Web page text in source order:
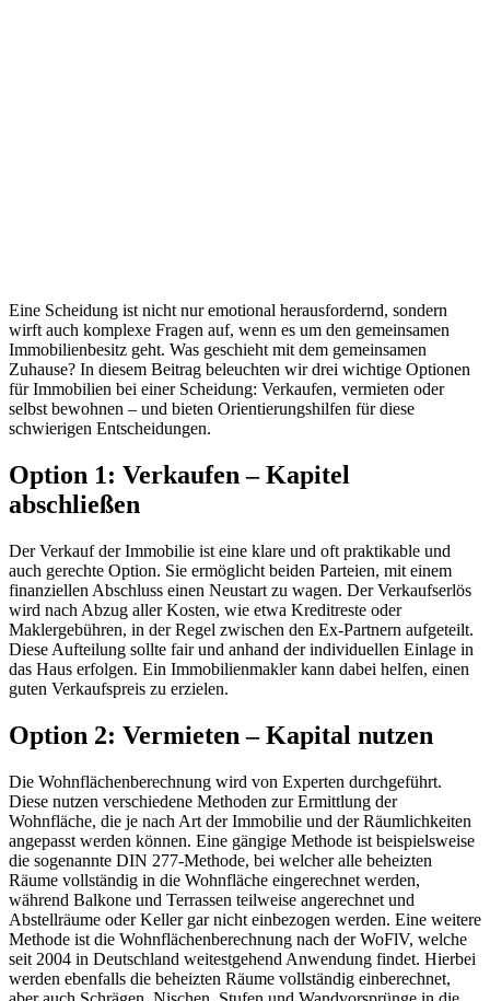
Eine Scheidung ist nicht nur emotional herausfordernd, sondern
wirft auch komplexe Fragen auf, wenn es um den gemeinsamen
Immobilienbesitz geht. Was geschieht mit dem gemeinsamen
Zuhause? In diesem Beitrag beleuchten wir drei wichtige Optionen
für Immobilien bei einer Scheidung: Verkaufen, vermieten oder
selbst bewohnen – und bieten Orientierungshilfen für diese
schwierigen Entscheidungen.
Option 1: Verkaufen – Kapitel
abschließen
Der Verkauf der Immobilie ist eine klare und oft praktikable und
auch gerechte Option. Sie ermöglicht beiden Parteien, mit einem
finanziellen Abschluss einen Neustart zu wagen. Der Verkaufserlös
wird nach Abzug aller Kosten, wie etwa Kreditreste oder
Maklergebühren, in der Regel zwischen den Ex-Partnern aufgeteilt.
Diese Aufteilung sollte fair und anhand der individuellen Einlage in
das Haus erfolgen. Ein Immobilienmakler kann dabei helfen, einen
guten Verkaufspreis zu erzielen.
Option 2: Vermieten – Kapital nutzen
Die Wohnflächenberechnung wird von Experten durchgeführt.
Diese nutzen verschiedene Methoden zur Ermittlung der
Wohnfläche, die je nach Art der Immobilie und der Räumlichkeiten
angepasst werden können. Eine gängige Methode ist beispielsweise
die sogenannte DIN 277-Methode, bei welcher alle beheizten
Räume vollständig in die Wohnfläche eingerechnet werden,
während Balkone und Terrassen teilweise angerechnet und
Abstellräume oder Keller gar nicht einbezogen werden. Eine weitere
Methode ist die Wohnflächenberechnung nach der WoFlV, welche
seit 2004 in Deutschland weitestgehend Anwendung findet. Hierbei
werden ebenfalls die beheizten Räume vollständig einberechnet,